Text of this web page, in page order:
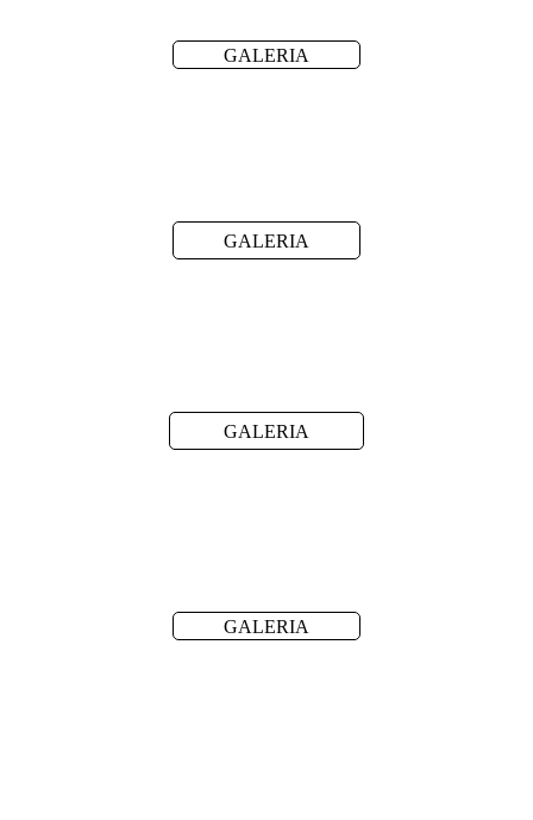
GALERIA
GALERIA
GALERIA
GALERIA